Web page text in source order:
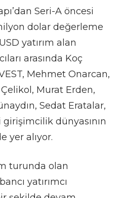
Seri-A öncesi
dolar değerleme
yatırım alan
arasında Koç
Mehmet Onarcan,
Murat Erden,
Sedat Eratalar,
dünyasının
yer alıyor.
turunda olan
yatırımcı